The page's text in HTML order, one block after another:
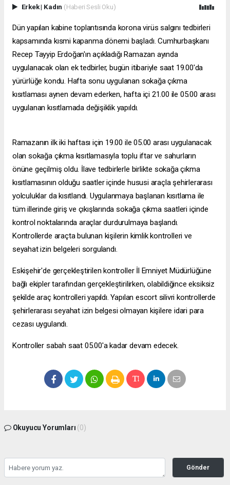
Erkek| Kadın (Haberi Sesli Oku)
Dün yapılan kabine toplantısında korona virüs salgını tedbirleri
kapsamında kısmi kapanma dönemi başladı. Cumhurbaşkanı
Recep Tayyip Erdoğan'ın açıkladığı Ramazan ayında
uygulanacak olan ek tedbirler, bugün itibariyle saat 19.00'da
yürürlüğe kondu. Hafta sonu uygulanan sokağa çıkma
kısıtlaması aynen devam ederken, hafta içi 21.00 ile 05.00 arası
uygulanan kısıtlamada değişiklik yapıldı.
Ramazanın ilk iki haftası için 19.00 ile 05.00 arası uygulanacak
olan sokağa çıkma kısıtlamasıyla toplu iftar ve sahurların
önüne geçilmiş oldu. İlave tedbirlerle birlikte sokağa çıkma
kısıtlamasının olduğu saatler içinde hususi araçla şehirlerarası
yolculuklar da kısıtlandı. Uygulanmaya başlanan kısıtlama ile
tüm illerinde giriş ve çıkışlarında sokağa çıkma saatleri içinde
kontrol noktalarında araçlar durdurulmaya başlandı.
Kontrollerde araçta bulunan kişilerin kimlik kontrolleri ve
seyahat izin belgeleri sorgulandı.
Eskişehir'de gerçekleştirilen kontroller İl Emniyet Müdürlüğüne
bağlı ekipler tarafından gerçekleştirilirken, olabildiğince eksiksiz
şekilde araç kontrolleri yapıldı. Yapılan escort silivri kontrollerde
şehirlerarası seyahat izin belgesi olmayan kişilere idari para
cezası uygulandı.
Kontroller sabah saat 05.00'a kadar devam edecek.
Okuyucu Yorumları (0)
Gönder